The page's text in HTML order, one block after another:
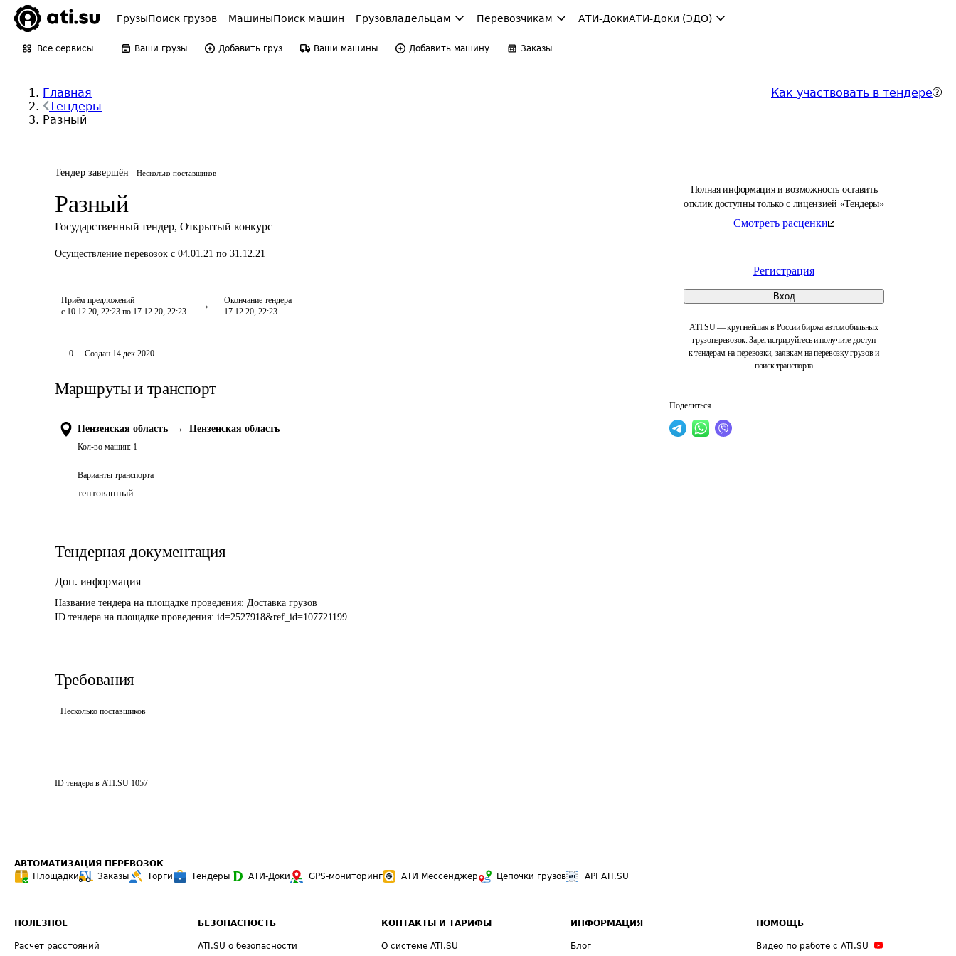
ГрузыПоиск грузов МашиныПоиск машин Грузовладельцам Перевозчикам АТИ-ДокиАТИ-Доки (ЭДО)
Все сервисы Ваши грузы Добавить груз Ваши машины Добавить машину Заказы
Главная
Тендеры
Разный
Как участвовать в тендере
Тендер завершён Несколько поставщиков
Разный
Государственный тендер, Открытый конкурс
Осуществление перевозок с 04.01.21 по 31.12.21
Приём предложений
с 10.12.20, 22:23 по 17.12.20, 22:23
Окончание тендера
17.12.20, 22:23
Полная информация и возможность оставить
отклик доступны только с лицензией «Тендеры»
Смотреть расценки
Регистрация
Вход
ATI.SU — крупнейшая в России биржа автомобильных
грузоперевозок. Зарегистрируйтесь и получите доступ
к тендерам на перевозки, заявкам на перевозку грузов и
поиск транспорта
Поделиться
0 Создан 14 дек 2020
Маршруты и транспорт
Пензенская область → Пензенская область
Кол-во машин: 1
Варианты транспорта
тентованный
Тендерная документация
Доп. информация
Название тендера на площадке проведения: Доставка грузов
ID тендера на площадке проведения: id=2527918&ref_id=107721199
Требования
Несколько поставщиков
ID тендера в ATI.SU 1057
АВТОМАТИЗАЦИЯ ПЕРЕВОЗОК
Площадки
Заказы Торги Тендеры АТИ-Доки GPS-мониторинг АТИ Мессенджер Цепочки грузов API ATI.SU
ПОЛЕЗНОЕ
Расчет расстояний
БЕЗОПАСНОСТЬ
ATI.SU о безопасности
КОНТАКТЫ И ТАРИФЫ
О системе ATI.SU
ИНФОРМАЦИЯ
Блог
ПОМОЩЬ
Видео по работе с ATI.SU